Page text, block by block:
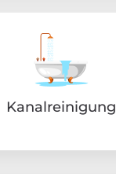
Kanalreinigung